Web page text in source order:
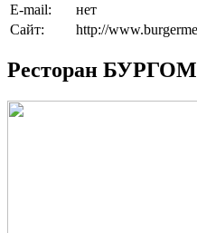
E-mail:
нет
Сайт:
http://
Ресторан